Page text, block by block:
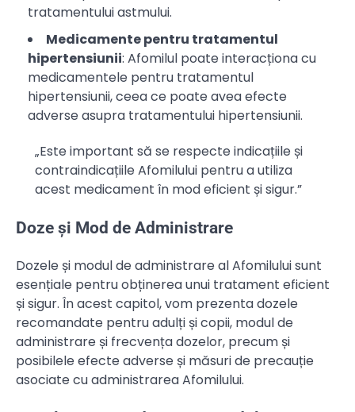
tratamentului astmului.
Medicamente pentru tratamentul
hipertensiunii: Afomilul poate interacționa cu
medicamentele pentru tratamentul
hipertensiunii, ceea ce poate avea efecte
adverse asupra tratamentului hipertensiunii.
„Este important să se respecte indicațiile și
contraindicațiile Afomilului pentru a utiliza
acest medicament în mod eficient și sigur.”
Doze și Mod de Administrare
Dozele și modul de administrare al Afomilului sunt
esențiale pentru obținerea unui tratament eficient
și sigur. În acest capitol, vom prezenta dozele
recomandate pentru adulți și copii, modul de
administrare și frecvența dozelor, precum și
posibilele efecte adverse și măsuri de precauție
asociate cu administrarea Afomilului.